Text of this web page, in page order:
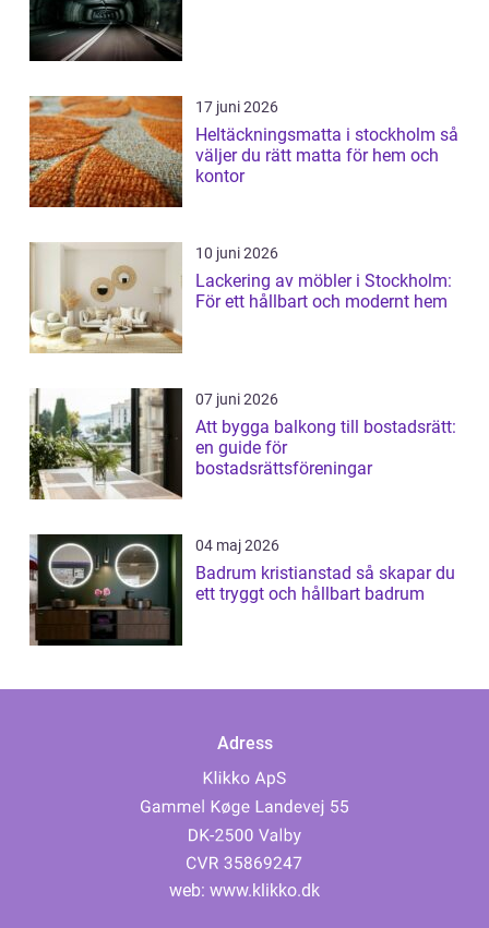
17 juni 2026
Heltäckningsmatta i stockholm så
väljer du rätt matta för hem och
kontor
10 juni 2026
Lackering av möbler i Stockholm:
För ett hållbart och modernt hem
07 juni 2026
Att bygga balkong till bostadsrätt:
en guide för
bostadsrättsföreningar
04 maj 2026
Badrum kristianstad så skapar du
ett tryggt och hållbart badrum
Adress
web: www.klikko.dk